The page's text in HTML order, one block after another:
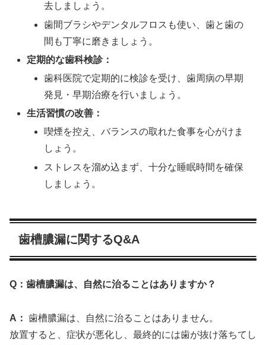
去しましょう。
歯間ブラシやデンタルフロスも使い、歯と歯の
間も丁寧に磨きましょう。
定期的な歯科検診：
歯科医院で定期的に検診を受け、歯周病の早期
発見・早期治療を行いましょう。
生活習慣の改善：
喫煙を控え、バランスの取れた食事を心がけま
しょう。
ストレスを溜め込まず、十分な睡眠時間を確保
しましょう。
歯槽膿漏に関するQ&A
Q：歯槽膿漏は、自然に治ることはありますか？
A： 歯槽膿漏は、自然に治ることはありません。
放置すると、症状が悪化し、最終的には歯が抜け落ちてし